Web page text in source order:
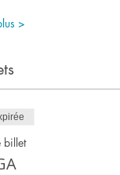
>
billet